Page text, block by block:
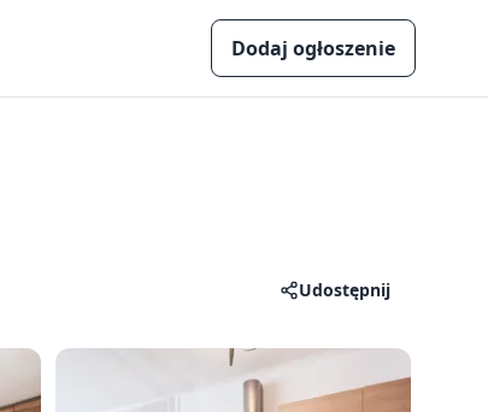
Dodaj ogłoszenie
Udostępnij